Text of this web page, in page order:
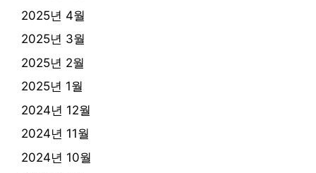
2025년 4월
2025년 3월
2025년 2월
2025년 1월
2024년 12월
2024년 11월
2024년 10월